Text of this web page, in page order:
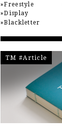
Freestyle
Display
Blackletter
TM #Article